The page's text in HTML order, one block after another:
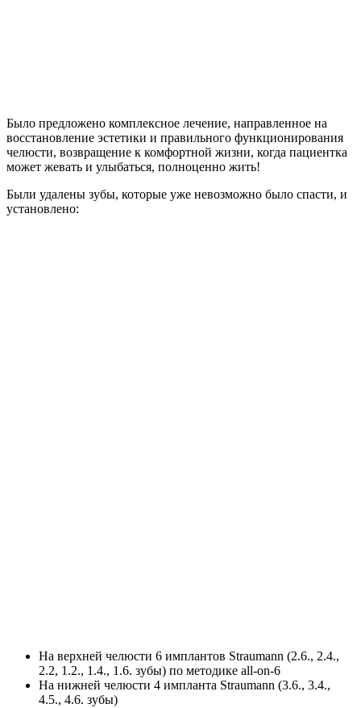
Было предложено комплексное лечение, направленное на
восстановление эстетики и правильного функционирования
челюсти, возвращение к комфортной жизни, когда пациентка
может жевать и улыбаться, полноценно жить!
Были удалены зубы, которые уже невозможно было спасти, и
установлено:
На верхней челюсти 6 имплантов Straumann (2.6., 2.4.,
2.2, 1.2., 1.4., 1.6. зубы) по методике all-on-6
На нижней челюсти 4 импланта Straumann (3.6., 3.4.,
4.5., 4.6. зубы)